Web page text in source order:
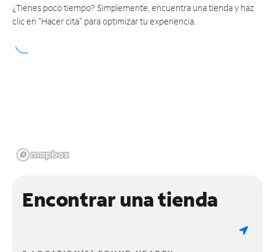
¿Tienes poco tiempo? Simplemente, encuentra una tienda y haz
clic en "Hacer cita" para optimizar tu experiencia.
Encontrar una tienda